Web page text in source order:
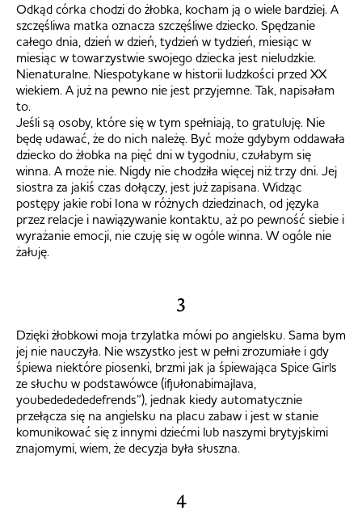
Odkąd córka chodzi do żłobka, kocham ją o wiele bardziej. A
szczęśliwa matka oznacza szczęśliwe dziecko. Spędzanie
całego dnia, dzień w dzień, tydzień w tydzień, miesiąc w
miesiąc w towarzystwie swojego dziecka jest nieludzkie.
Nienaturalne. Niespotykane w historii ludzkości przed XX
wiekiem. A już na pewno nie jest przyjemne. Tak, napisałam
to.
Jeśli są osoby, które się w tym spełniają, to gratuluję. Nie
będę udawać, że do nich należę. Być może gdybym oddawała
dziecko do żłobka na pięć dni w tygodniu, czułabym się
winna. A może nie. Nigdy nie chodziła więcej niż trzy dni. Jej
siostra za jakiś czas dołączy, jest już zapisana. Widząc
postępy jakie robi Iona w różnych dziedzinach, od języka
przez relacje i nawiązywanie kontaktu, aż po pewność siebie i
wyrażanie emocji, nie czuję się w ogóle winna. W ogóle nie
żałuję.
3
Dzięki żłobkowi moja trzylatka mówi po angielsku. Sama bym
jej nie nauczyła. Nie wszystko jest w pełni zrozumiałe i gdy
śpiewa niektóre piosenki, brzmi jak ja śpiewająca Spice Girls
ze słuchu w podstawówce (ifjułonabimajlava,
youbededededefrends”), jednak kiedy automatycznie
przełącza się na angielsku na placu zabaw i jest w stanie
komunikować się z innymi dziećmi lub naszymi brytyjskimi
znajomymi, wiem, że decyzja była słuszna.
4